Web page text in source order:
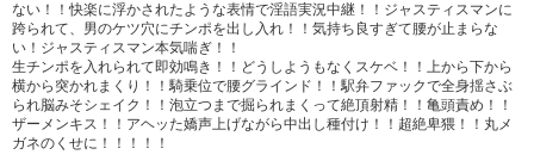
ない！！快楽に浮かされたような表情で淫語実況中継！！ジャスティスマンに
跨られて、男のケツ穴にチンポを出し入れ！！気持ち良すぎて腰が止まらな
い！ジャスティスマン本気喘ぎ！！
生チンポを入れられて即効鳴き！！どうしようもなくスケベ！！上から下から
横から突かれまくり！！騎乗位で腰グラインド！！駅弁ファックで全身揺さぶ
られ脳みそシェイク！！泡立つまで掘られまくって絶頂射精！！亀頭責め！！
ザーメンキス！！アヘッた嬌声上げながら中出し種付け！！超絶卑猥！！丸メ
ガネのくせに！！！！！